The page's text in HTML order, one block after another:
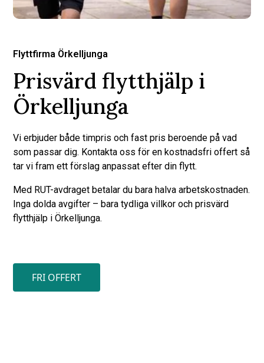
Flyttfirma Örkelljunga
Prisvärd flytthjälp i
Örkelljunga
Vi erbjuder både timpris och fast pris beroende på vad
som passar dig. Kontakta oss för en kostnadsfri offert så
tar vi fram ett förslag anpassat efter din flytt.
Med RUT-avdraget betalar du bara halva arbetskostnaden.
Inga dolda avgifter – bara tydliga villkor och prisvärd
flytthjälp i Örkelljunga.
FRI OFFERT